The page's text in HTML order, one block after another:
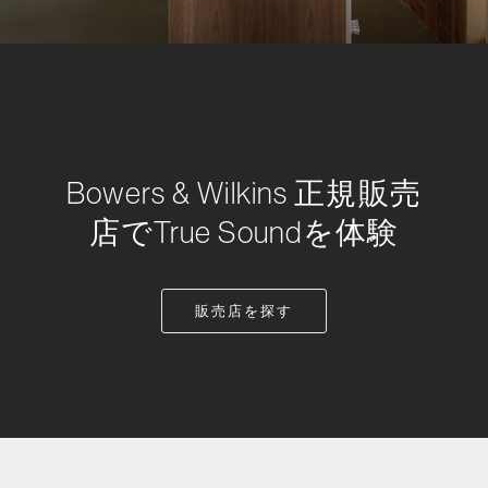
Bowers & Wilkins 正規販売
店でTrue Soundを体験
販売店を探す